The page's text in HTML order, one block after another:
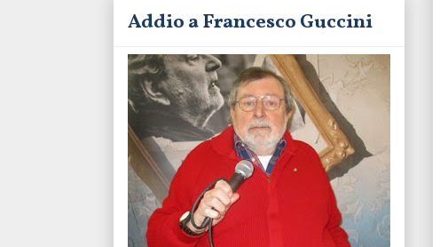
Addio a Francesco Guccini